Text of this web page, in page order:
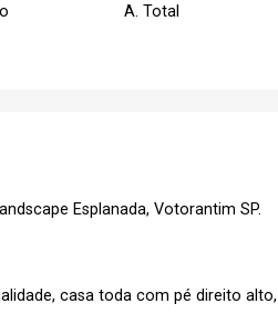
A. Total
Esplanada, Votorantim SP.
casa toda com pé direito alto,